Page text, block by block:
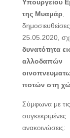
Υπουργείου
της Μυαμάρ
25.05.2020,
δυνατότητα
αλλοδαπών
ποτών στη
Σύμφωνα με τις
συγκεκριμένες
ανακοινώσεις: